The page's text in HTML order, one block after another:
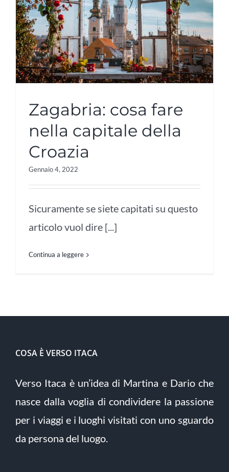
Zagabria: cosa fare
nella capitale della
Croazia
Gennaio 4, 2022
Sicuramente se siete capitati su questo
articolo vuol dire [...]
Continua a leggere
COSA È VERSO ITACA
Verso Itaca è un’idea di Martina e Dario che
nasce dalla voglia di condividere la passione
per i viaggi e i luoghi visitati con uno sguardo
da persona del luogo.